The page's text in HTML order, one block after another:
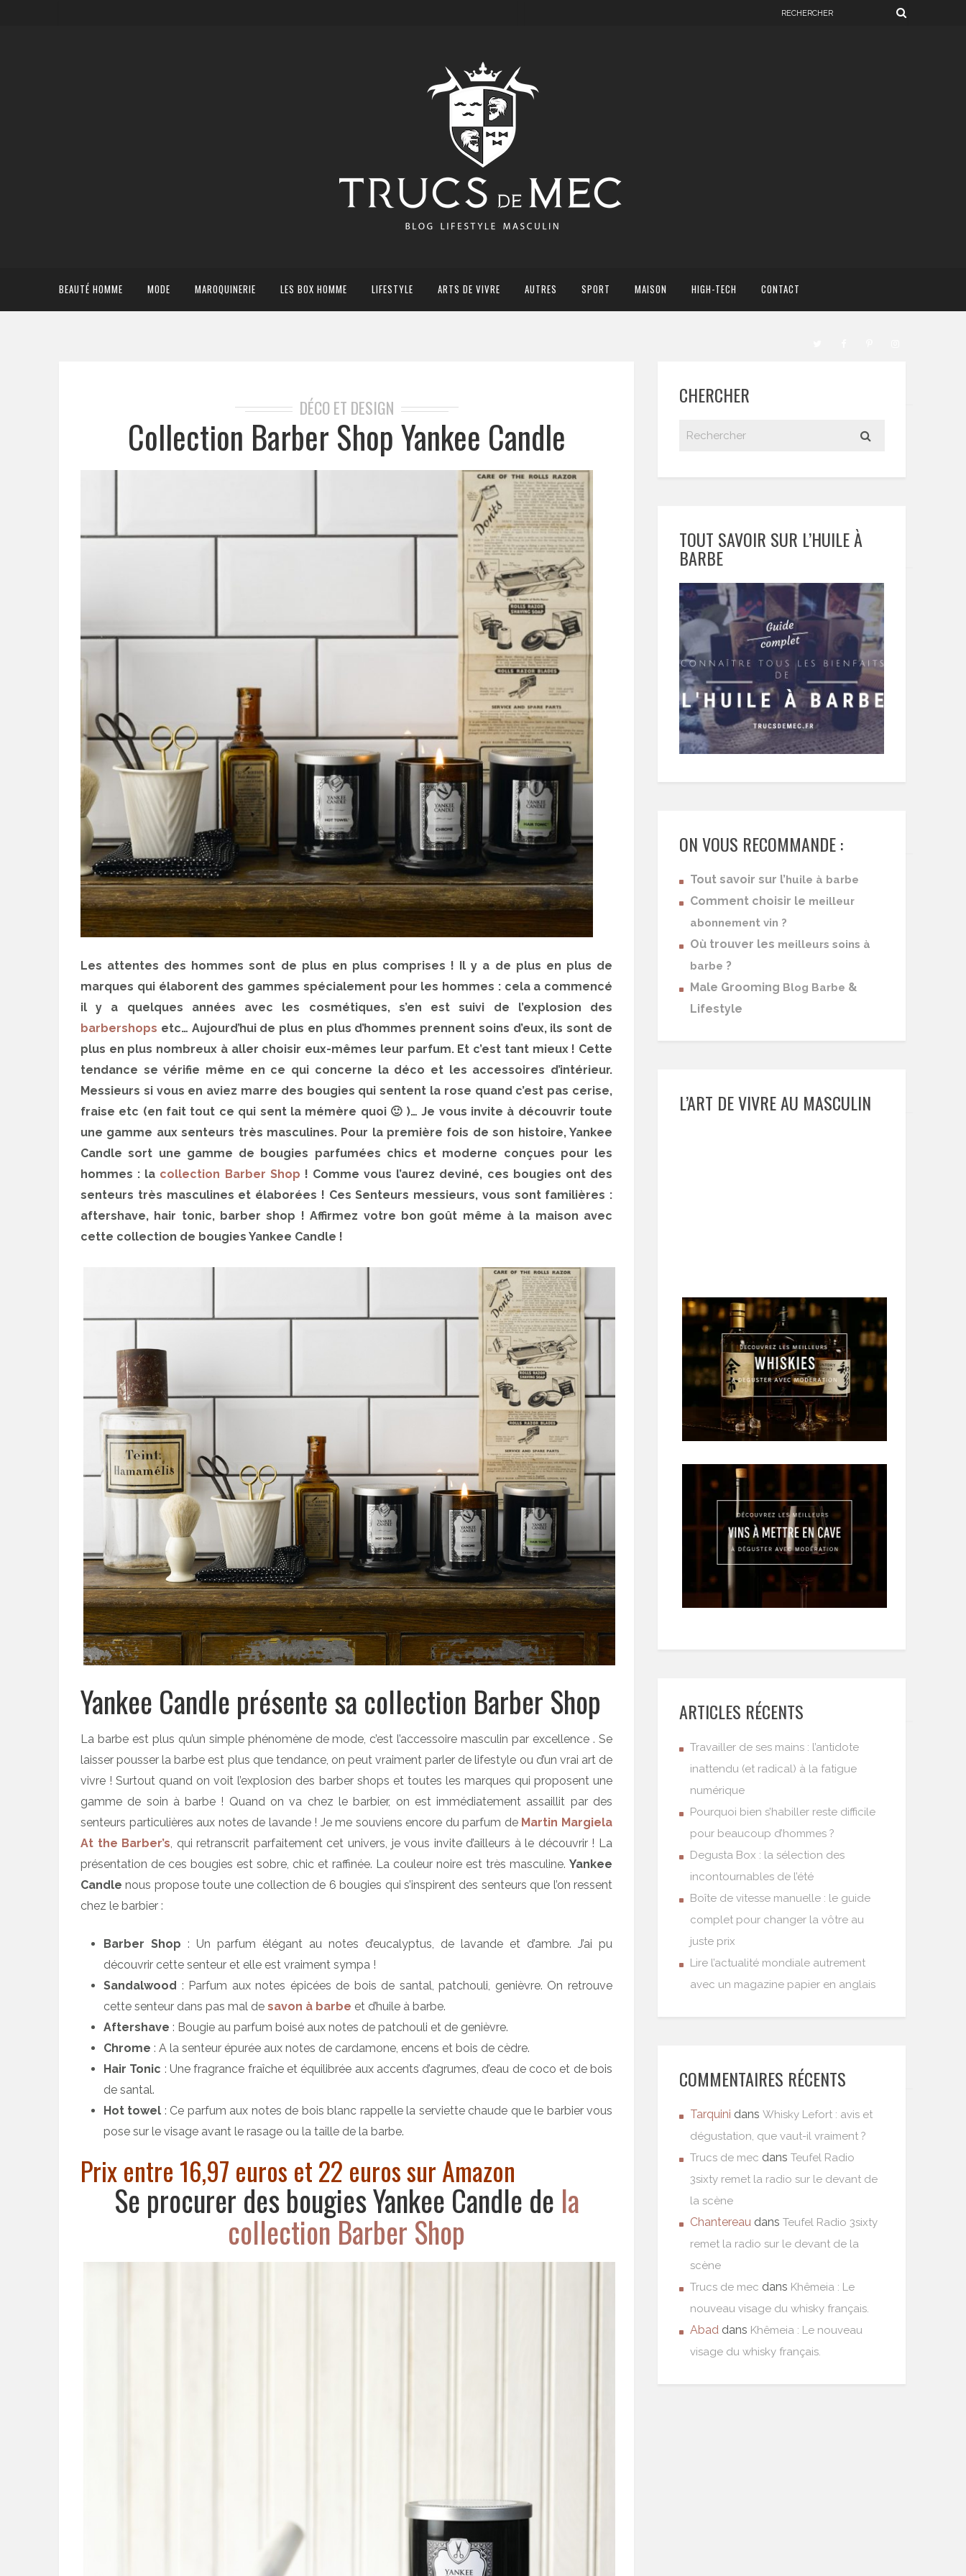
BEAUTÉ HOMME MODE MAROQUINERIE LES BOX HOMME LIFESTYLE ARTS DE VIVRE AUTRES SPORT MAISON HIGH-TECH CONTACT
DÉCO ET DESIGN
Collection Barber Shop Yankee Candle
Les attentes des hommes sont de plus en plus comprises ! Il y a de plus en plus de
marques qui élaborent des gammes spécialement pour les hommes : cela a commencé
il y a quelques années avec les cosmétiques, s’en est suivi de l’explosion des
barbershops etc… Aujourd’hui de plus en plus d’hommes prennent soins d’eux, ils sont de
plus en plus nombreux à aller choisir eux-mêmes leur parfum. Et c’est tant mieux ! Cette
tendance se vérifie même en ce qui concerne la déco et les accessoires d’intérieur.
Messieurs si vous en aviez marre des bougies qui sentent la rose quand c’est pas cerise,
fraise etc (en fait tout ce qui sent la mémère quoi 🙂 )… Je vous invite à découvrir toute
une gamme aux senteurs très masculines. Pour la première fois de son histoire, Yankee
Candle sort une gamme de bougies parfumées chics et moderne conçues pour les
hommes : la collection Barber Shop ! Comme vous l’aurez deviné, ces bougies ont des
senteurs très masculines et élaborées ! Ces Senteurs messieurs, vous sont familières :
aftershave, hair tonic, barber shop ! Affirmez votre bon goût même à la maison avec
cette collection de bougies Yankee Candle !
Yankee Candle présente sa collection Barber Shop
La barbe est plus qu’un simple phénomène de mode, c’est l’accessoire masculin par excellence . Se
laisser pousser la barbe est plus que tendance, on peut vraiment parler de lifestyle ou d’un vrai art de
vivre ! Surtout quand on voit l’explosion des barber shops et toutes les marques qui proposent une
gamme de soin à barbe ! Quand on va chez le barbier, on est immédiatement assaillit par des
senteurs particulières aux notes de lavande ! Je me souviens encore du parfum de Martin Margiela
At the Barber’s, qui retranscrit parfaitement cet univers, je vous invite d’ailleurs à le découvrir ! La
présentation de ces bougies est sobre, chic et raffinée. La couleur noire est très masculine. Yankee
Candle nous propose toute une collection de 6 bougies qui s’inspirent des senteurs que l’on ressent
chez le barbier :
Barber Shop : Un parfum élégant au notes d’eucalyptus, de lavande et d’ambre. J’ai pu
découvrir cette senteur et elle est vraiment sympa !
Sandalwood : Parfum aux notes épicées de bois de santal, patchouli, genièvre. On retrouve
cette senteur dans pas mal de savon à barbe et d’huile à barbe.
Aftershave : Bougie au parfum boisé aux notes de patchouli et de genièvre.
Chrome : A la senteur épurée aux notes de cardamone, encens et bois de cèdre.
Hair Tonic : Une fragrance fraîche et équilibrée aux accents d’agrumes, d’eau de coco et de bois
de santal.
Hot towel : Ce parfum aux notes de bois blanc rappelle la serviette chaude que le barbier vous
pose sur le visage avant le rasage ou la taille de la barbe.
Prix entre 16,97 euros et 22 euros sur Amazon
Se procurer des bougies Yankee Candle de la
collection Barber Shop
CHERCHER
TOUT SAVOIR SUR L’HUILE À
BARBE
ON VOUS RECOMMANDE :
Tout savoir sur l’ huile à barbe
Comment choisir le meilleur
abonnement vin ?
Où trouver les meilleurs soins à
barbe ?
Male Grooming Blog Barbe &
Lifestyle
L’ART DE VIVRE AU MASCULIN
ARTICLES RÉCENTS
Travailler de ses mains : l’antidote
inattendu (et radical) à la fatigue
numérique
Pourquoi bien s’habiller reste difficile
pour beaucoup d’hommes ?
Degusta Box : la sélection des
incontournables de l’été
Boîte de vitesse manuelle : le guide
complet pour changer la vôtre au
juste prix
Lire l’actualité mondiale autrement
avec un magazine papier en anglais
COMMENTAIRES RÉCENTS
Tarquini dans Whisky Lefort : avis et
dégustation, que vaut-il vraiment ?
Trucs de mec dans Teufel Radio
3sixty remet la radio sur le devant de
la scène
Chantereau dans Teufel Radio 3sixty
remet la radio sur le devant de la
scène
Trucs de mec dans Khêmeia : Le
nouveau visage du whisky français.
Abad dans Khêmeia : Le nouveau
visage du whisky français.